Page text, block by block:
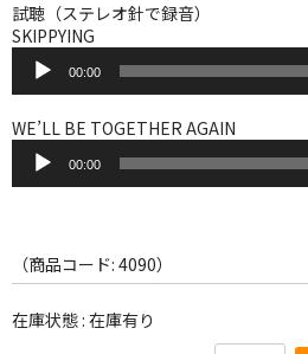
7INC
レア盤（1万円以上）
Webのみ no.1
Webのみ no.2
Webのみ no.4
売り切れ
試聴（ステレオ針で録音）
SKIPPYING
プ
レ
ー
ー
00:00
WE’LL BE TOGETHER AGAIN
プ
ヤ
ー
00:00
（商品コード: 4090）
在庫状態 : 在庫有り